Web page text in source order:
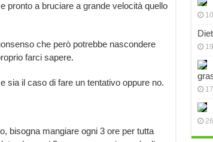
pronto a bruciare a grande velocità quello
che però potrebbe nascondere
farci sapere.
sia il caso di fare un tentativo oppure no.
bisogna mangiare ogni 3 ore per tutta